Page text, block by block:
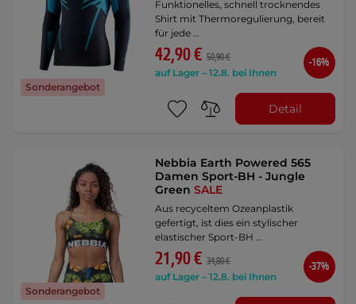
Sonderangebot
Funktionelles, schnell trocknendes
Shirt mit Thermoregulierung, bereit
für jede …
42,90 € 50,90 €
auf Lager – 12.8. bei Ihnen
-16%
Detail
Sonderangebot
Nebbia Earth Powered 565
Damen Sport-BH - Jungle
GreenSALE
Aus recyceltem Ozeanplastik
gefertigt, ist dies ein stylischer
elastischer Sport-BH …
21,90 € 34,80 €
auf Lager – 12.8. bei Ihnen
-37%